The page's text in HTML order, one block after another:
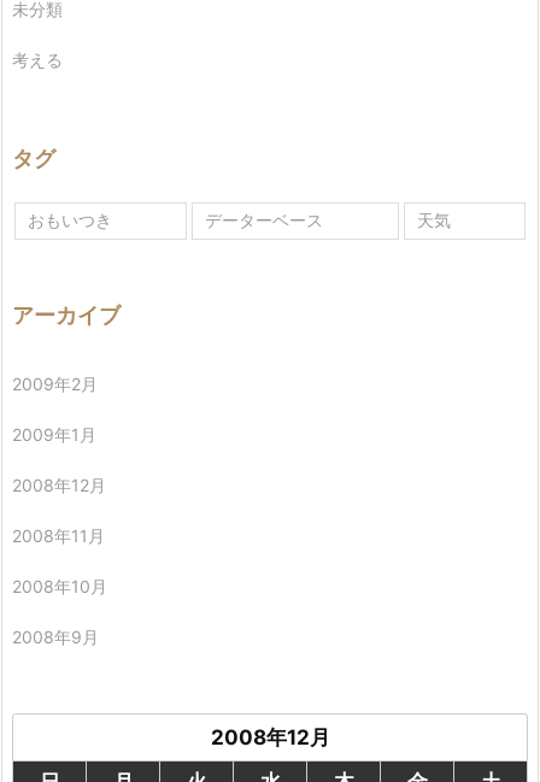
未分類
考える
タグ
おもいつき データーベース 天気
アーカイブ
2009年2月
2009年1月
2008年12月
2008年11月
2008年10月
2008年9月
2008年12月